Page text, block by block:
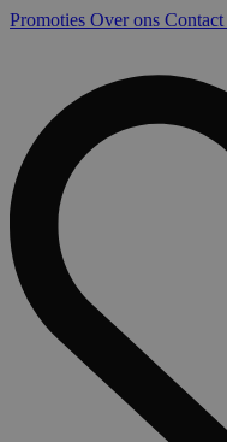
Promoties Over ons Contact